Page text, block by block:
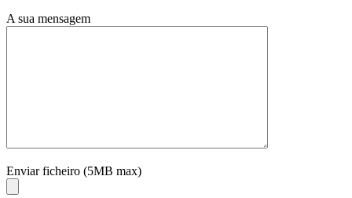
A sua mensagem
Enviar ficheiro (5MB max)